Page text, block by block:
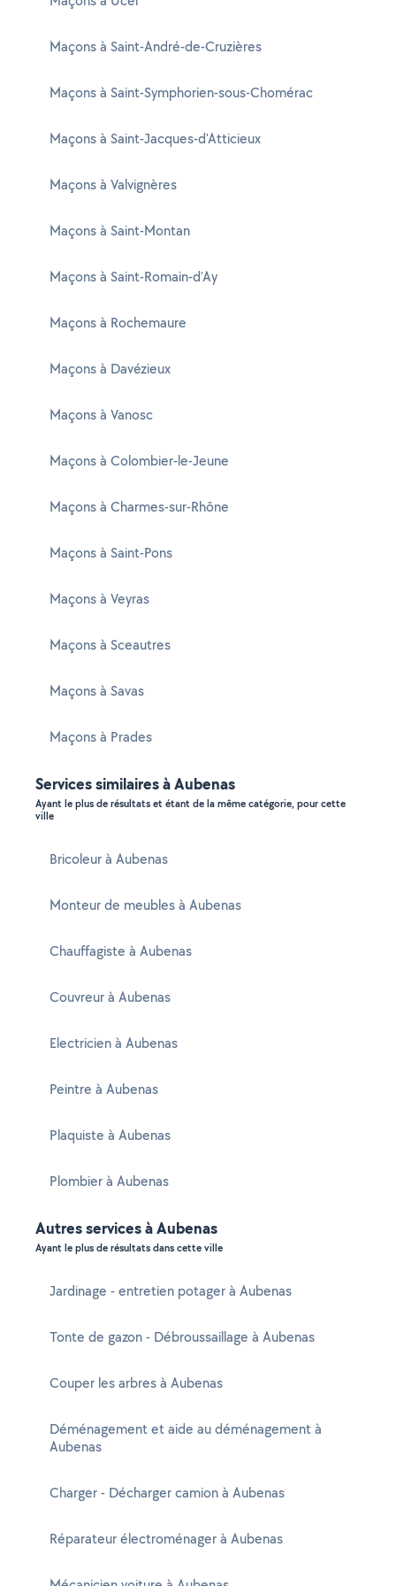
Maçons à Saint-André-de-Cruzières
Maçons à Saint-Symphorien-sous-Chomérac
Maçons à Saint-Jacques-d'Atticieux
Maçons à Valvignères
Maçons à Saint-Montan
Maçons à Saint-Romain-d'Ay
Maçons à Rochemaure
Maçons à Davézieux
Maçons à Vanosc
Maçons à Colombier-le-Jeune
Maçons à Charmes-sur-Rhône
Maçons à Saint-Pons
Maçons à Veyras
Maçons à Sceautres
Maçons à Savas
Maçons à Prades
Services similaires à Aubenas
Ayant le plus de résultats et étant de la même catégorie, pour cette
ville
Bricoleur à Aubenas
Monteur de meubles à Aubenas
Chauffagiste à Aubenas
Couvreur à Aubenas
Electricien à Aubenas
Peintre à Aubenas
Plaquiste à Aubenas
Plombier à Aubenas
Autres services à Aubenas
Ayant le plus de résultats dans cette ville
Jardinage - entretien potager à Aubenas
Tonte de gazon - Débroussaillage à Aubenas
Couper les arbres à Aubenas
Déménagement et aide au déménagement à
Aubenas
Charger - Décharger camion à Aubenas
Réparateur électroménager à Aubenas